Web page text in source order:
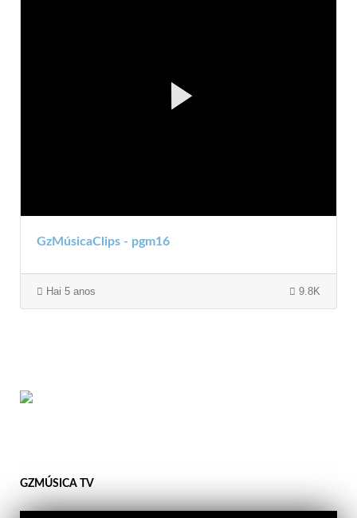
GzMúsicaClips - pgm16
Hai 5 anos 9.8K
GZMÚSICA TV